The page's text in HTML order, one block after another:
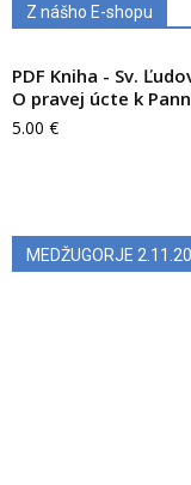
Z nášho E-shopu
PDF Kniha - Sv.
O pravej úcte k
5.00 €
MEDŽUGORJE